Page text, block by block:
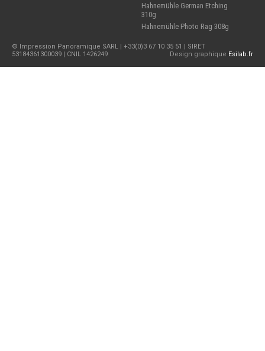
Hahnemühle German Etching
310g
Hahnemühle Photo Rag 308g
© Impression Panoramique SARL | +33(0)3 67 10 35 51 | SIRET
53184361300039 | CNIL 1426249
Design graphique Esilab.fr